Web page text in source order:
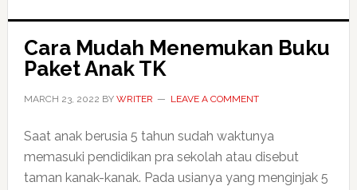
Cara Mudah Menemukan Buku
Paket Anak TK
MARCH 23, 2022 BY WRITER LEAVE A COMMENT
Saat anak berusia 5 tahun sudah waktunya
memasuki pendidikan pra sekolah atau disebut
taman kanak-kanak. Pada usianya yang menginjak 5